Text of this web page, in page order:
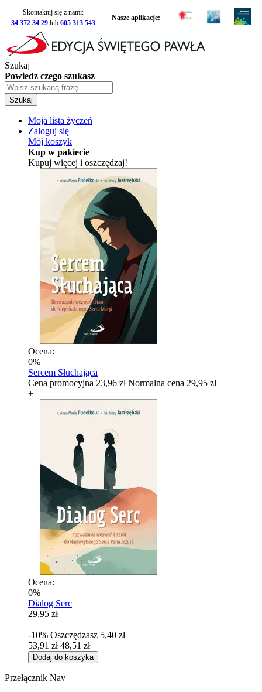
Skontaktuj się z nami:
34 372 34 29 lub 605 313 543
Nasze aplikacje:
Szukaj
Powiedz czego szukasz
Szukaj
Moja lista życzeń
Zaloguj się
Mój koszyk
Kup w pakiecie
Kupuj więcej i oszczędzaj!
Ocena:
0%
Sercem Słuchająca
Cena promocyjna 23,96 zł Normalna cena 29,95 zł
+
Ocena:
0%
Dialog Serc
29,95 zł
=
-10% Oszczędzasz 5,40 zł
53,91 zł 48,51 zł
Dodaj do koszyka
Przełącznik Nav